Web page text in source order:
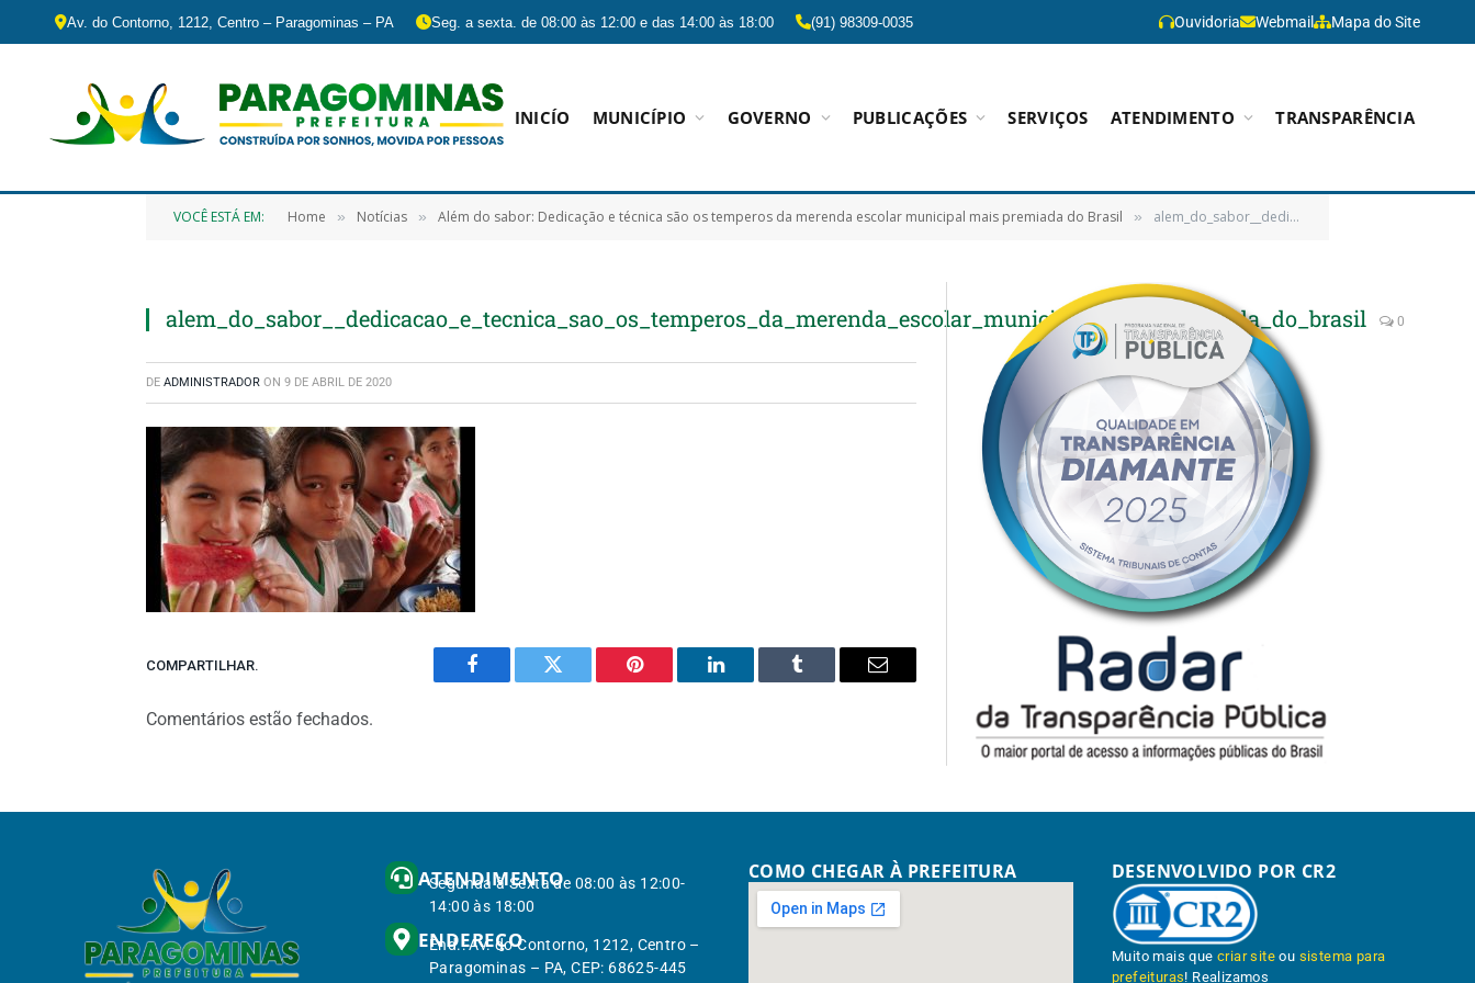
Av. do Contorno, 1212, Centro – Paragominas – PA Seg. a sexta. de 08:00 às 12:00 e das 14:00 às 18:00 (91) 98309-0035 Ouvidoria Webmail Mapa do Site
INICÍO MUNICÍPIO GOVERNO PUBLICAÇÕES SERVIÇOS ATENDIMENTO TRANSPARÊNCIA
VOCÊ ESTÁ EM: Home » Notícias » Além do sabor: Dedicação e técnica são os temperos da merenda escolar municipal mais premiada do Brasil » alem_do_sabor__dedicacao_e_tecnica_sao_os_temperos_da_merenda_escolar_municipal_mais_premiada_do_brasil
alem_do_sabor__dedicacao_e_tecnica_sao_os_temperos_da_merenda_escolar_municipal_mais_premiada_do_brasil 0
DE ADMINISTRADOR ON 9 DE ABRIL DE 2020
COMPARTILHAR.
Facebook Twitter Pinterest LinkedIn Tumblr Email
Comentários estão fechados.
ATENDIMENTO
Segunda à Sexta de 08:00 às 12:00-
14:00 às 18:00
ENDEREÇO
End.: Av. do Contorno, 1212, Centro –
Paragominas – PA, CEP: 68625-445
COMO CHEGAR À PREFEITURA DESENVOLVIDO POR CR2
Muito mais quecriar site ou sistema para
prefeituras! Realizamos